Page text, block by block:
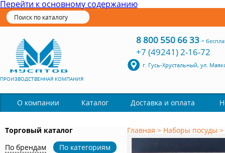
Перейти к основному содержанию
ПРОИЗВОДСТВЕННАЯ КОМПАНИЯ
8 800 550 66 33-
+7 (49241) 2-16-72
г. Гусь-Хрустальный, ул.
О компании Каталог Доставка и оплата
Торговый каталог
По брендам
По категориям
Главная > Наборы посуды >